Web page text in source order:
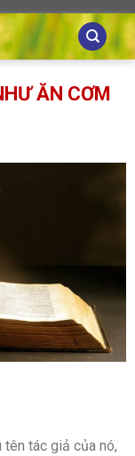
ĂN CƠM
tên tác giả của nó,